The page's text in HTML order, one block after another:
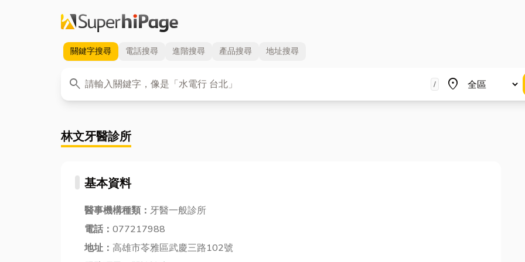
關鍵字搜尋 電話搜尋 進階搜尋 產品搜尋 地址搜尋
search
關鍵字 / place
地區
林文牙醫診所
基本資料
醫事機構種類： 牙醫一般診所
電話： 077217988
地址： 高雄市苓雅區武慶三路102號